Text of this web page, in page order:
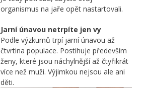
organismus na jaře opět nastartovali.
Jarní únavou netrpíte jen vy
Podle výzkumů trpí jarní únavou až
čtvrtina populace. Postihuje především
ženy, které jsou náchylnější až čtyřikrát
více než muži. Výjimkou nejsou ale ani
děti.